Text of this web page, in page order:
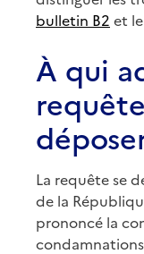
bulletin B2 et le
À qui
La requête se
de la
prononcé la